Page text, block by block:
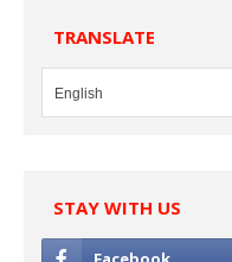
TRANSLATE
STAY WITH US